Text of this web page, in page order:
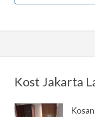
Kost Jakarta